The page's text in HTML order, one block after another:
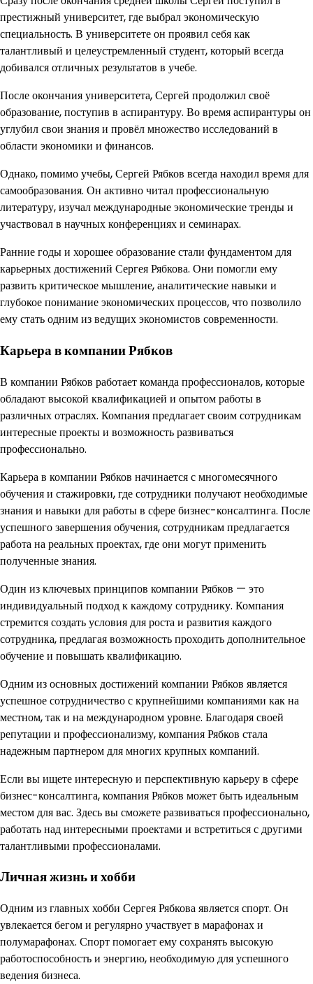
престижный университет, где выбрал экономическую
специальность. В университете он проявил себя как
талантливый и целеустремленный студент, который всегда
добивался отличных результатов в учебе.
После окончания университета, Сергей продолжил своё
образование, поступив в аспирантуру. Во время аспирантуры он
углубил свои знания и провёл множество исследований в
области экономики и финансов.
Однако, помимо учебы, Сергей Рябков всегда находил время для
самообразования. Он активно читал профессиональную
литературу, изучал международные экономические тренды и
участвовал в научных конференциях и семинарах.
Ранние годы и хорошее образование стали фундаментом для
карьерных достижений Сергея Рябкова. Они помогли ему
развить критическое мышление, аналитические навыки и
глубокое понимание экономических процессов, что позволило
ему стать одним из ведущих экономистов современности.
Карьера в компании Рябков
В компании Рябков работает команда профессионалов, которые
обладают высокой квалификацией и опытом работы в
различных отраслях. Компания предлагает своим сотрудникам
интересные проекты и возможность развиваться
профессионально.
Карьера в компании Рябков начинается с многомесячного
обучения и стажировки, где сотрудники получают необходимые
знания и навыки для работы в сфере бизнес-консалтинга. После
успешного завершения обучения, сотрудникам предлагается
работа на реальных проектах, где они могут применить
полученные знания.
Один из ключевых принципов компании Рябков — это
индивидуальный подход к каждому сотруднику. Компания
стремится создать условия для роста и развития каждого
сотрудника, предлагая возможность проходить дополнительное
обучение и повышать квалификацию.
Одним из основных достижений компании Рябков является
успешное сотрудничество с крупнейшими компаниями как на
местном, так и на международном уровне. Благодаря своей
репутации и профессионализму, компания Рябков стала
надежным партнером для многих крупных компаний.
Если вы ищете интересную и перспективную карьеру в сфере
бизнес-консалтинга, компания Рябков может быть идеальным
местом для вас. Здесь вы сможете развиваться профессионально,
работать над интересными проектами и встретиться с другими
талантливыми профессионалами.
Личная жизнь и хобби
Одним из главных хобби Сергея Рябкова является спорт. Он
увлекается бегом и регулярно участвует в марафонах и
полумарафонах. Спорт помогает ему сохранять высокую
работоспособность и энергию, необходимую для успешного
ведения бизнеса.